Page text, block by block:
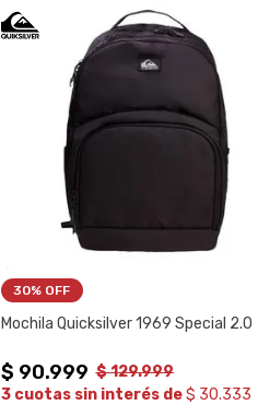
30% OFF
Mochila Quicksilver 1969 Special 2.0
$ 90.999 $129.999
3 cuotas sin interés de $ 30.333